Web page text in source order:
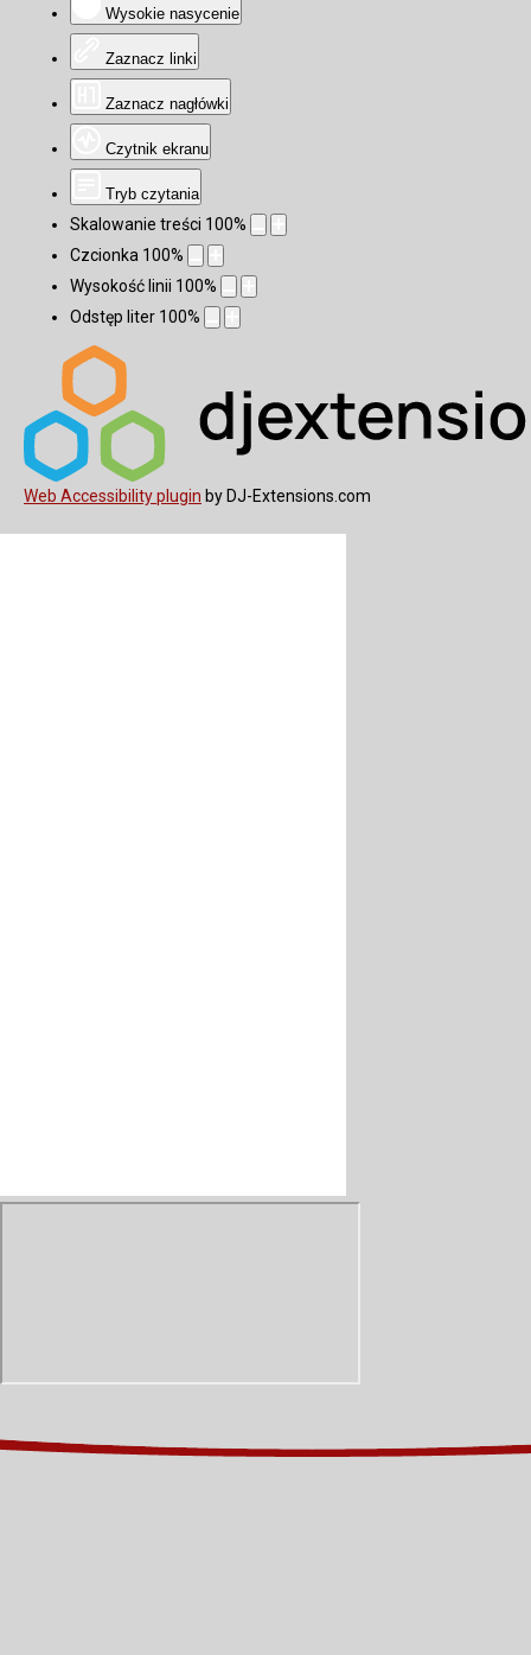
Wysokie nasycenie
Zaznacz linki
Zaznacz nagłówki
Czytnik ekranu
Tryb czytania
Skalowanie treści 100%
Czcionka 100%
Wysokość linii 100%
Odstęp liter 100%
Web Accessibility plugin by DJ-Extensions.com